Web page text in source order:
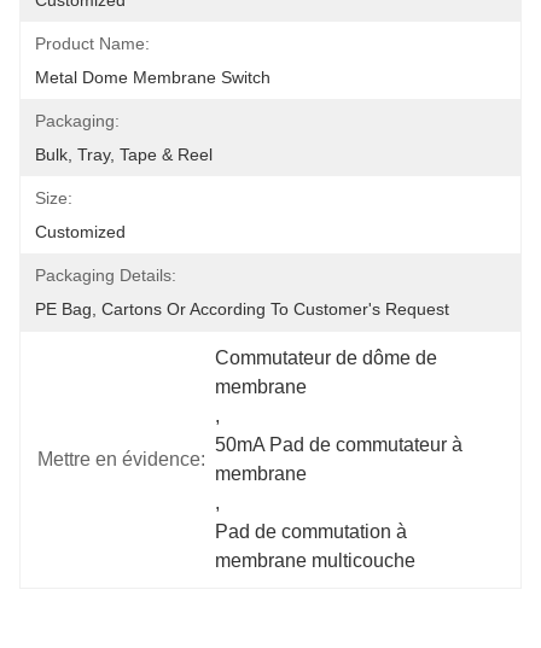
Product Name:
Metal Dome Membrane Switch
Packaging:
Bulk, Tray, Tape & Reel
Size:
Customized
Packaging Details:
PE Bag, Cartons Or According To Customer's Request
Mettre en évidence:
Commutateur de dôme de
membrane
,
50mA Pad de commutateur à
membrane
,
Pad de commutation à
membrane multicouche